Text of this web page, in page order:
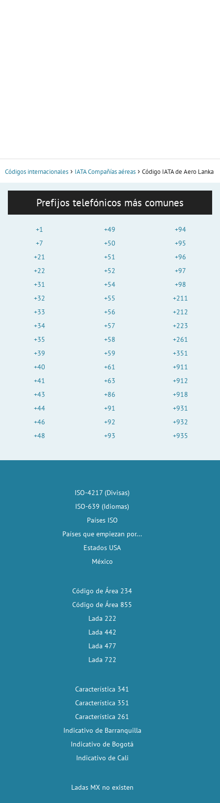
Códigos internacionales IATA Compañías aéreas Código IATA de Aero Lanka
Prefijos telefónicos más comunes
+1
+7
+21
+22
+31
+32
+33
+34
+35
+39
+40
+41
+43
+44
+46
+48
+49
+50
+51
+52
+54
+55
+56
+57
+58
+59
+61
+63
+86
+91
+92
+93
+94
+95
+96
+97
+98
+211
+212
+223
+261
+351
+911
+912
+918
+931
+932
+935
ISO-4217 (Divisas)
ISO-639 (Idiomas)
Países ISO
Países que empiezan por...
Estados USA
México
Código de Área 234
Código de Área 855
Lada 222
Lada 442
Lada 477
Lada 722
Característica 341
Característica 351
Característica 261
Indicativo de Barranquilla
Indicativo de Bogotá
Indicativo de Cali
Ladas MX no existen